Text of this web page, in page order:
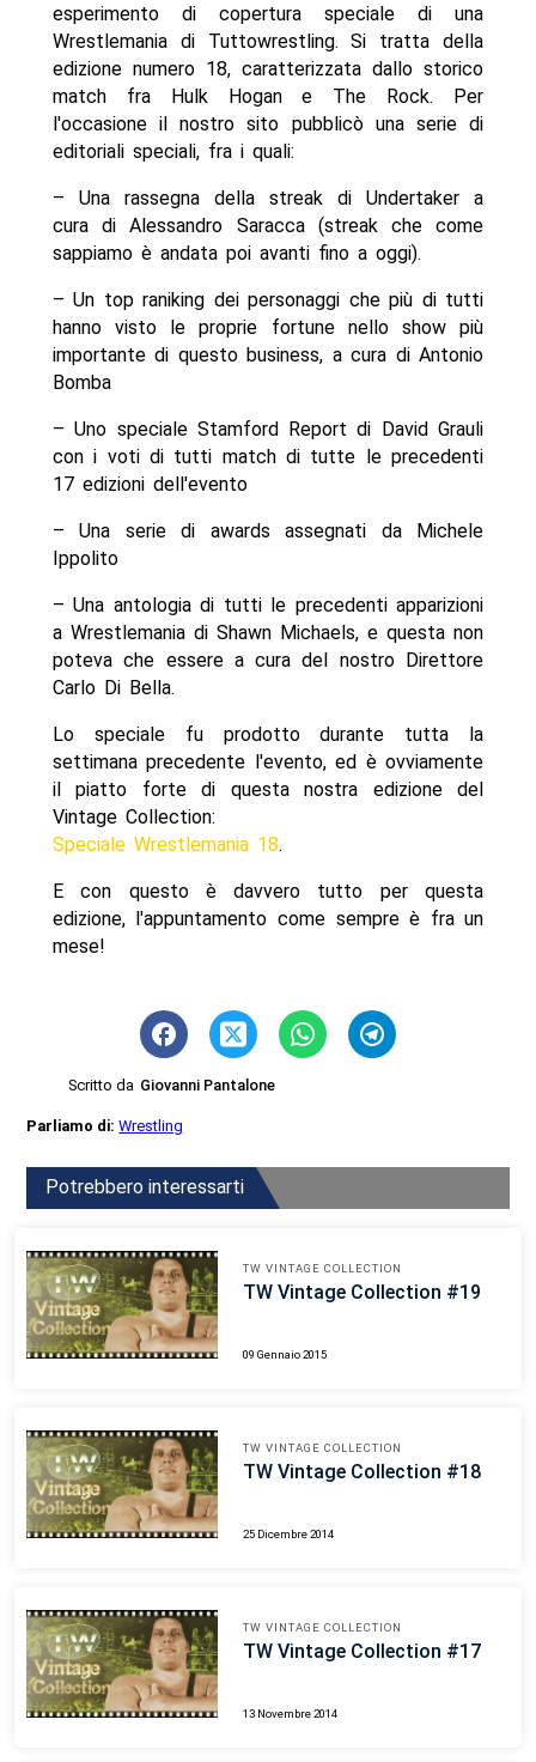
esperimento di copertura speciale di una
Wrestlemania di Tuttowrestling. Si tratta della
edizione numero 18, caratterizzata dallo storico
match fra Hulk Hogan e The Rock. Per
l'occasione il nostro sito pubblicò una serie di
editoriali speciali, fra i quali:
– Una rassegna della streak di Undertaker a
cura di Alessandro Saracca (streak che come
sappiamo è andata poi avanti fino a oggi).
– Un top raniking dei personaggi che più di tutti
hanno visto le proprie fortune nello show più
importante di questo business, a cura di Antonio
Bomba
– Uno speciale Stamford Report di David Grauli
con i voti di tutti match di tutte le precedenti
17 edizioni dell'evento
– Una serie di awards assegnati da Michele
Ippolito
– Una antologia di tutti le precedenti apparizioni
a Wrestlemania di Shawn Michaels, e questa non
poteva che essere a cura del nostro Direttore
Carlo Di Bella.
Lo speciale fu prodotto durante tutta la
settimana precedente l'evento, ed è ovviamente
il piatto forte di questa nostra edizione del
Vintage Collection:
Speciale Wrestlemania 18.
E con questo è davvero tutto per questa
edizione, l'appuntamento come sempre è fra un
mese!
Scritto da Giovanni Pantalone
Parliamo di:Wrestling
Potrebbero interessarti
TW VINTAGE COLLECTION
TW Vintage Collection #19
09 Gennaio 2015
TW VINTAGE COLLECTION
TW Vintage Collection #18
25 Dicembre 2014
TW VINTAGE COLLECTION
TW Vintage Collection #17
13 Novembre 2014